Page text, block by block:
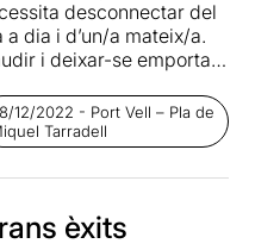
desconnectar del
a dia i d’un/a mateix/a.
i deixar-se emportar.
a tot això i... a més.
diversió i
deixen amb la boca
12/2022 - Port Vell – Pla de
Tarradell
èxits